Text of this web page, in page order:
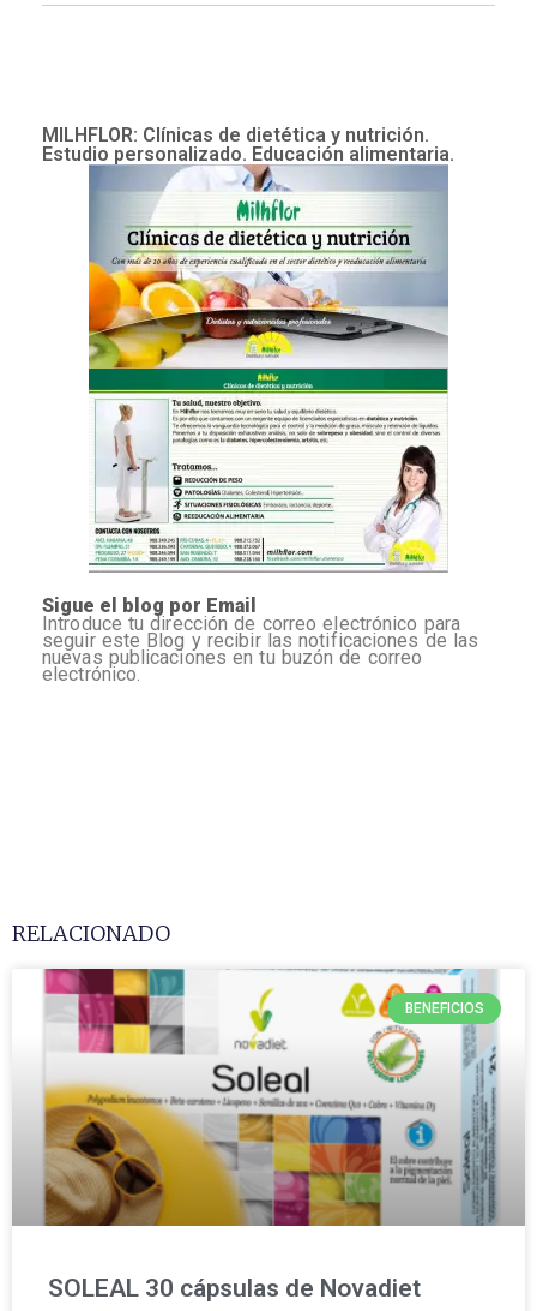
MILHFLOR: Clínicas de dietética y nutrición.
Estudio personalizado. Educación alimentaria.
Sigue el blog por Email
Introduce tu dirección de correo electrónico para
seguir este Blog y recibir las notificaciones de las
nuevas publicaciones en tu buzón de correo
electrónico.
RELACIONADO
BENEFICIOS
SOLEAL 30 cápsulas de Novadiet